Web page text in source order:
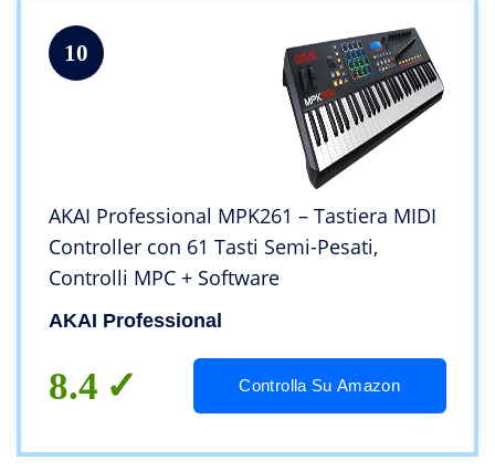
10
AKAI Professional MPK261 – Tastiera MIDI
Controller con 61 Tasti Semi-Pesati,
Controlli MPC + Software
AKAI Professional
8.4 Controlla Su Amazon